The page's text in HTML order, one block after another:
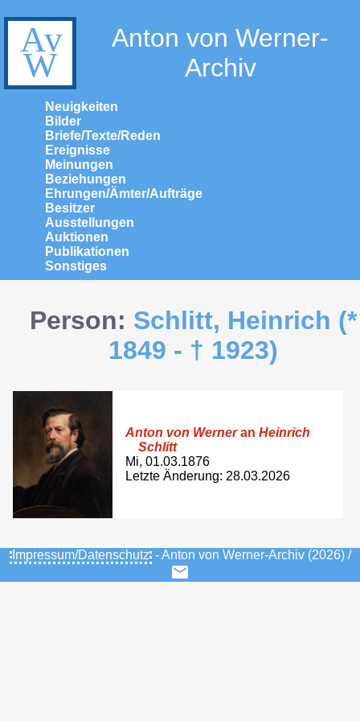
Anton von Werner-
Archiv
Neuigkeiten
Bilder
Briefe/Texte/Reden
Ereignisse
Meinungen
Beziehungen
Ehrungen/Ämter/Aufträge
Besitzer
Ausstellungen
Auktionen
Publikationen
Sonstiges
Person: Schlitt, Heinrich (*
1849 - † 1923)
Anton von Werneran Heinrich
Schlitt
Mi, 01.03.1876
Letzte Änderung: 28.03.2026
Impressum/Datenschutz - Anton von Werner-Archiv (2026) /